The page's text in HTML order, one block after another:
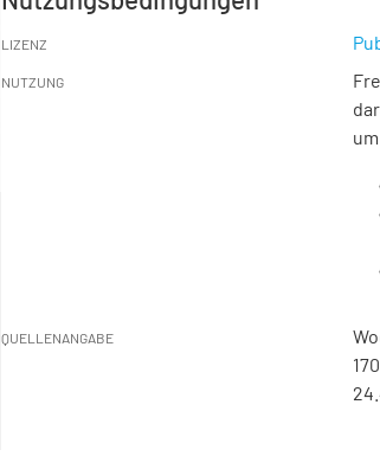
LIZENZ
NUTZUNG
QUELLENANGABE